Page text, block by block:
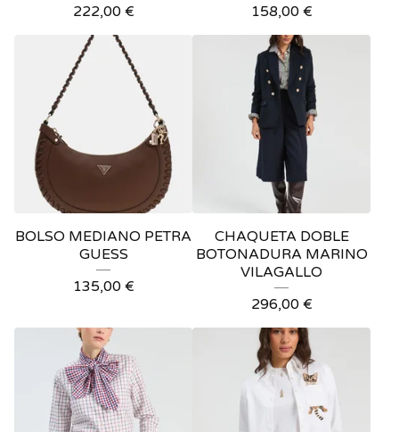
222,00 €
158,00 €
BOLSO MEDIANO PETRA
GUESS
135,00 €
CHAQUETA DOBLE
BOTONADURA MARINO
VILAGALLO
296,00 €